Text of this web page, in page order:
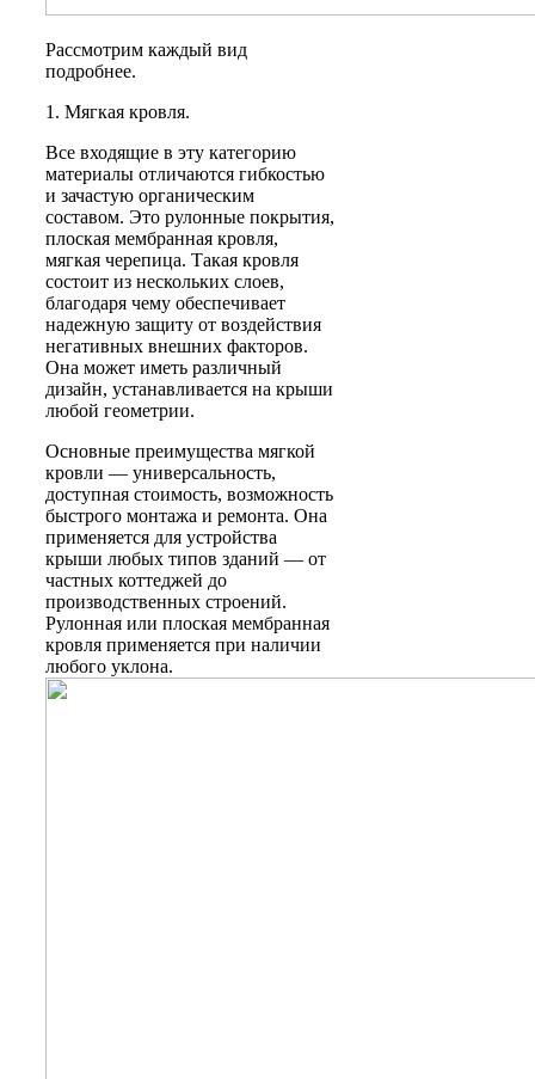
Рассмотрим каждый вид
подробнее.
1. Мягкая кровля.
Все входящие в эту категорию
материалы отличаются гибкостью
и зачастую органическим
составом. Это рулонные покрытия,
плоская мембранная кровля,
мягкая черепица. Такая кровля
состоит из нескольких слоев,
благодаря чему обеспечивает
надежную защиту от воздействия
негативных внешних факторов.
Она может иметь различный
дизайн, устанавливается на крыши
любой геометрии.
Основные преимущества мягкой
кровли — универсальность,
доступная стоимость, возможность
быстрого монтажа и ремонта. Она
применяется для устройства
крыши любых типов зданий — от
частных коттеджей до
производственных строений.
Рулонная или плоская мембранная
кровля применяется при наличии
любого уклона.